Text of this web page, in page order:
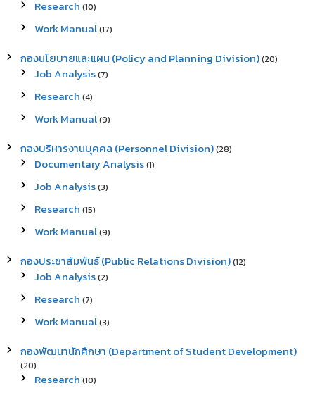
Research (10)
Work Manual(17)
กองนโยบายและแผน (Policy and Planning Division)(20)
Job Analysis(7)
Research (4)
Work Manual(9)
กองบริหารงานบุคคล (Personnel Division)(28)
Documentary Analysis(1)
Job Analysis(3)
Research (15)
Work Manual(9)
กองประชาสัมพันธ์ (Public Relations Division)(12)
Job Analysis(2)
Research (7)
Work Manual(3)
กองพัฒนานักศึกษา (Department of Student Development)
(20)
Research (10)